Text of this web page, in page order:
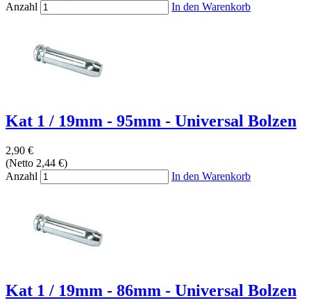
Anzahl
In den Warenkorb
Kat 1 / 19mm - 95mm - Universal Bolzen
2,90 €
(Netto 2,44 €)
Anzahl
In den Warenkorb
Kat 1 / 19mm - 86mm - Universal Bolzen